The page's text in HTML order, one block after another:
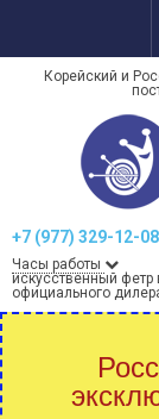
Корейский и
+7 (977) 329-12-08
Часы работы
искусственный
официального